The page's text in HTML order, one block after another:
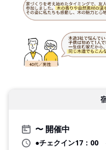
開催中
●チェクイン17：00